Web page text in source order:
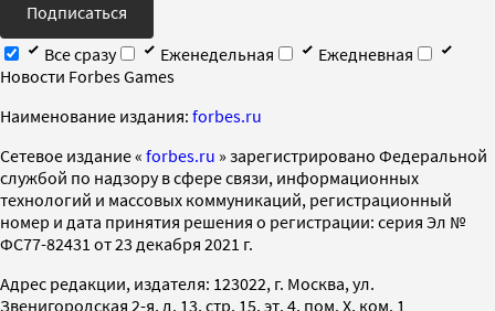
Подписаться
Все сразу
Еженедельная
Ежедневная
Новости Forbes Games
Наименование издания: forbes.ru
Cетевое издание « forbes.ru » зарегистрировано Федеральной
службой по надзору в сфере связи, информационных
технологий и массовых коммуникаций, регистрационный
номер и дата принятия решения о регистрации: серия Эл №
ФС77-82431 от 23 декабря 2021 г.
Адрес редакции, издателя: 123022, г. Москва, ул.
Звенигородская 2-я, д. 13, стр. 15, эт. 4, пом. X, ком. 1